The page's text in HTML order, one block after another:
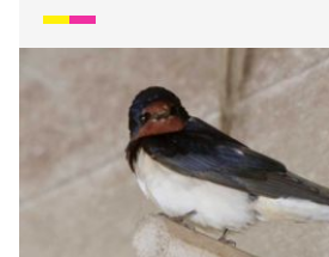
pomoci. Chcete vidět jak?